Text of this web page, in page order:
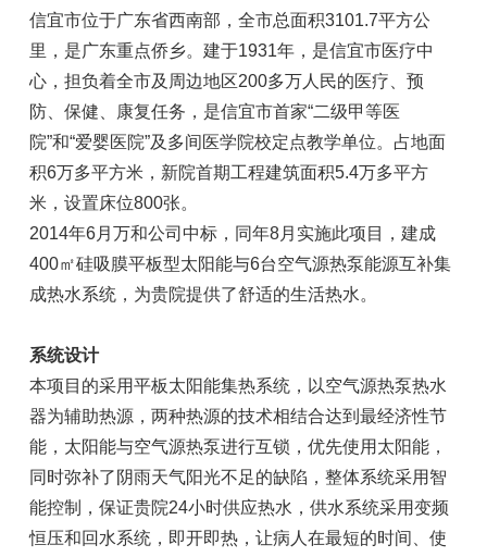
信宜市位于广东省西南部，全市总面积3101.7平方公
里，是广东重点侨乡。建于1931年，是信宜市医疗中
心，担负着全市及周边地区200多万人民的医疗、预
防、保健、康复任务，是信宜市首家“二级甲等医
院”和“爱婴医院”及多间医学院校定点教学单位。占地面
积6万多平方米，新院首期工程建筑面积5.4万多平方
米，设置床位800张。
2014年6月万和公司中标，同年8月实施此项目，建成
400㎡硅吸膜平板型太阳能与6台空气源热泵能源互补集
成热水系统，为贵院提供了舒适的生活热水。
系统设计
本项目的采用平板太阳能集热系统，以空气源热泵热水
器为辅助热源，两种热源的技术相结合达到最经济性节
能，太阳能与空气源热泵进行互锁，优先使用太阳能，
同时弥补了阴雨天气阳光不足的缺陷，整体系统采用智
能控制，保证贵院24小时供应热水，供水系统采用变频
恒压和回水系统，即开即热，让病人在最短的时间、使